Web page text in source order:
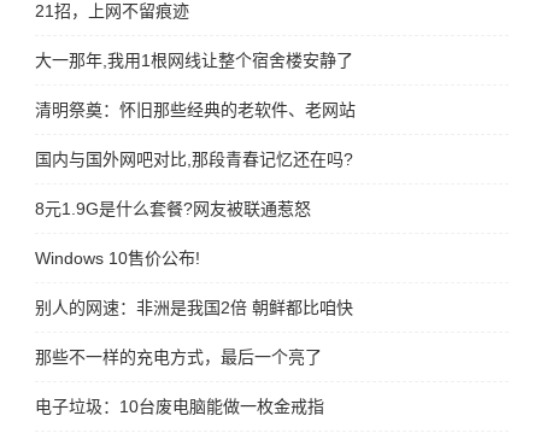
21招，上网不留痕迹
大一那年,我用1根网线让整个宿舍楼安静了
清明祭奠：怀旧那些经典的老软件、老网站
国内与国外网吧对比,那段青春记忆还在吗?
8元1.9G是什么套餐?网友被联通惹怒
Windows 10售价公布!
别人的网速：非洲是我国2倍 朝鲜都比咱快
那些不一样的充电方式，最后一个亮了
电子垃圾：10台废电脑能做一枚金戒指